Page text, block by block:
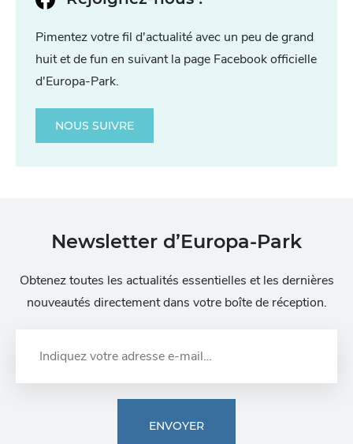
Pimentez votre fil d'actualité avec un peu de grand
huit et de fun en suivant la page Facebook officielle
d'Europa-Park.
NOUS SUIVRE
Newsletter d’Europa-Park
Obtenez toutes les actualités essentielles et les dernières
nouveautés directement dans votre boîte de réception.
ENVOYER